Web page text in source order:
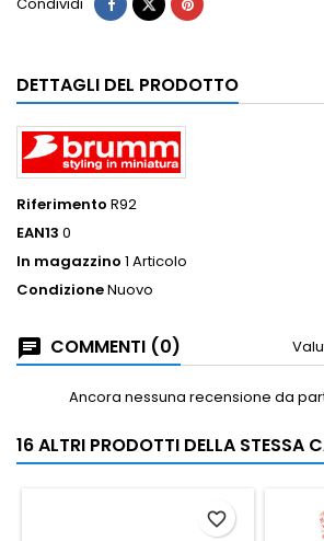
Condividi
DETTAGLI DEL PRODOTTO
Riferimento R92
EAN13 0
In magazzino 1 Articolo
CondizioneNuovo
COMMENTI (0)
Ancora nessuna recensione da
16 ALTRI PRODOTTI DELLA STESSA
favorite_border